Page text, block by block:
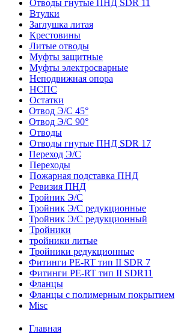
Отводы гнутые ПНД SDR 11
Втулки
Заглушка литая
Крестовины
Литые отводы
Муфты защитные
Муфты электросварные
Неподвижная опора
НСПС
Остатки
Отвод Э/С 45°
Отвод Э/С 90°
Отводы
Отводы гнутые ПНД SDR 17
Переход Э/С
Переходы
Пожарная подставка ПНД
Ревизия ПНД
Тройник Э/С
Тройник Э/С редукционные
Тройник Э/С редукционный
Тройники
тройники литые
Тройники редукционные
Фитинги PE-RT тип II SDR 7
Фитинги PE-RT тип II SDR11
Фланцы
Фланцы с полимерным покрытием
Misc
Главная